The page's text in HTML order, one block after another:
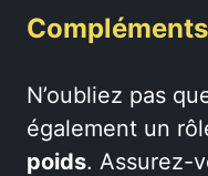
N’oubliez pas
également un
poids. Assurez-